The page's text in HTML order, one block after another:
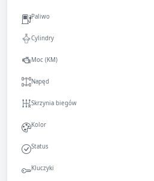
Paliwo
Cylindry
Moc (KM)
Napęd
Skrzynia biegów
Kolor
Status
Kluczyki